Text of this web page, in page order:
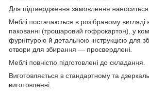
Для підтвердження замовлення
Меблі постачаються в розібраному
пакованні (трошаровий гофрокартон), у
фурнітурою й детальною інструкцією для
отвори для збирання — просвердлені.
Меблі повністю підготовлені до складання.
Виготовляється в стандартному та
виготовленні.